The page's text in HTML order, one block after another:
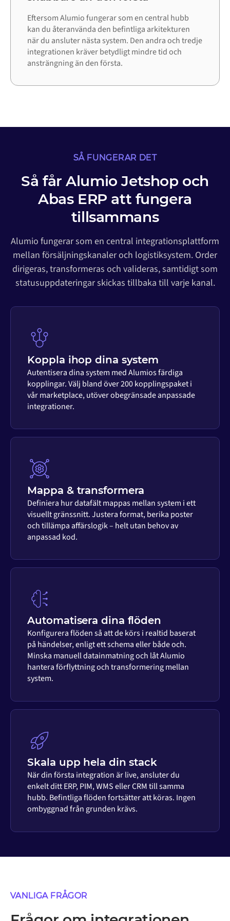
Eftersom Alumio fungerar som en central hubb
kan du återanvända den befintliga arkitekturen
när du ansluter nästa system. Den andra och tredje
integrationen kräver betydligt mindre tid och
ansträngning än den första.
SÅ FUNGERAR DET
Så får Alumio Jetshop och
Abas ERP att fungera
tillsammans
Alumio fungerar som en central integrationsplattform
mellan försäljningskanaler och logistiksystem. Order
dirigeras, transformeras och valideras, samtidigt som
statusuppdateringar skickas tillbaka till varje kanal.
Koppla ihop dina system
Autentisera dina system med Alumios färdiga
kopplingar. Välj bland över 200 kopplingspaket i
vår marketplace, utöver obegränsade anpassade
integrationer.
Mappa & transformera
Definiera hur datafält mappas mellan system i ett
visuellt gränssnitt. Justera format, berika poster
och tillämpa affärslogik – helt utan behov av
anpassad kod.
Automatisera dina flöden
Konfigurera flöden så att de körs i realtid baserat
på händelser, enligt ett schema eller både och.
Minska manuell datainmatning och låt Alumio
hantera förflyttning och transformering mellan
system.
Skala upp hela din stack
När din första integration är live, ansluter du
enkelt ditt ERP, PIM, WMS eller CRM till samma
hubb. Befintliga flöden fortsätter att köras. Ingen
ombyggnad från grunden krävs.
VANLIGA FRÅGOR